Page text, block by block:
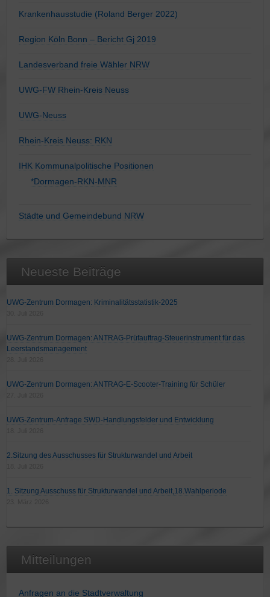
Krankenhausstudie (Roland Berger 2022)
Region Köln Bonn – Bericht Gj 2019
Landesverband freie Wähler NRW
UWG-FW Rhein-Kreis Neuss
UWG-Neuss
Rhein-Kreis Neuss: RKN
IHK Kommunalpolitische Positionen
*Dormagen-RKN-MNR
Städte und Gemeindebund NRW
Neueste Beiträge
UWG-Zentrum Dormagen: Kriminalitätsstatistik-2025
UWG-Zentrum Dormagen: ANTRAG-Prüfauftrag-Steuerinstrument für das
Leerstandsmanagement
UWG-Zentrum Dormagen: ANTRAG-E-Scooter-Training für Schüler
UWG-Zentrum-Anfrage SWD-Handlungsfelder und Entwicklung
2.Sitzung des Ausschusses für Strukturwandel und Arbeit
1. Sitzung Ausschuss für Strukturwandel und Arbeit,18.Wahlperiode
Mitteilungen
Anfragen an die Stadtverwaltung